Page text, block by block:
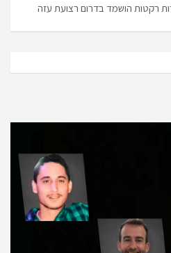
רקטות הושמד בדרום רצועת עזה